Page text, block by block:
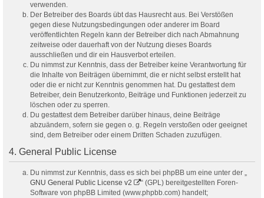
verwenden.
Der Betreiber des Boards übt das Hausrecht aus. Bei Verstößen
gegen diese Nutzungsbedingungen oder anderer im Board
veröffentlichten Regeln kann der Betreiber dich nach Abmahnung
zeitweise oder dauerhaft von der Nutzung dieses Boards
ausschließen und dir ein Hausverbot erteilen.
Du nimmst zur Kenntnis, dass der Betreiber keine Verantwortung für
die Inhalte von Beiträgen übernimmt, die er nicht selbst erstellt hat
oder die er nicht zur Kenntnis genommen hat. Du gestattest dem
Betreiber, dein Benutzerkonto, Beiträge und Funktionen jederzeit zu
löschen oder zu sperren.
Du gestattest dem Betreiber darüber hinaus, deine Beiträge
abzuändern, sofern sie gegen o. g. Regeln verstoßen oder geeignet
sind, dem Betreiber oder einem Dritten Schaden zuzufügen.
4. General Public License
Du nimmst zur Kenntnis, dass es sich bei phpBB um eine unter der „
GNU General Public License v2
“ (GPL) bereitgestellten Foren-
Software von phpBB Limited (www.phpbb.com) handelt;